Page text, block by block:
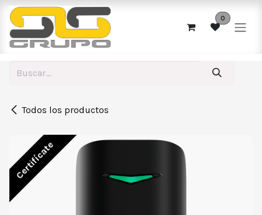
Ir al contenido
0
Todos los productos
Certifícate